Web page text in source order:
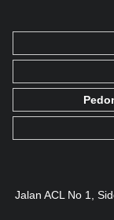
Jalan ACL No 1,